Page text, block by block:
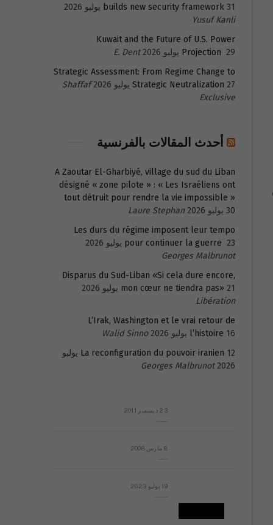
builds new security framework 31 يوليو 2026
Yusuf Kanli
Kuwait and the Future of U.S. Power
Projection 29 يوليو 2026
E. Dent
Strategic Assessment: From Regime Change to
Strategic Neutralization 27 يوليو 2026
Shaffaf
Exclusive
أحدث المقالات بالفرنسية
A Zaoutar El-Gharbiyé, village du sud du Liban
désigné « zone pilote » : « Les Israéliens ont
tout détruit pour rendre la vie impossible »
30 يوليو 2026
Laure Stephan
Les durs du régime imposent leur tempo
pour continuer la guerre 23 يوليو 2026
Georges Malbrunot
Disparus du Sud-Liban «Si cela dure encore,
mon cœur ne tiendra pas» 21 يوليو 2026
Libération
L’Irak, Washington et le vrai retour de
l’histoire 16 يوليو 2026
Walid Sinno
La reconfiguration du pouvoir iranien 12 يوليو
2026
Georges Malbrunot
23 ديسمبر 2011
8 مارس 2008
19 يوليو 2023